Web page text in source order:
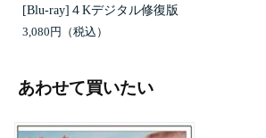
[Blu-ray]４Kデジタル修復版
3,080円
あわせて買いたい